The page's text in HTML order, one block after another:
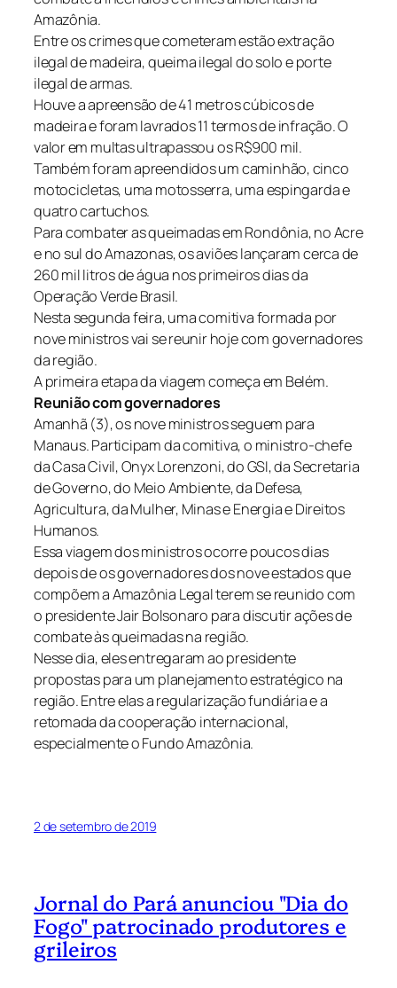
Amazônia.
Entre os crimes que cometeram estão extração
ilegal de madeira, queima ilegal do solo e porte
ilegal de armas.
Houve a apreensão de 41 metros cúbicos de
madeira e foram lavrados 11 termos de infração. O
valor em multas ultrapassou os R$900 mil.
Também foram apreendidos um caminhão, cinco
motocicletas, uma motosserra, uma espingarda e
quatro cartuchos.
Para combater as queimadas em Rondônia, no Acre
e no sul do Amazonas, os aviões lançaram cerca de
260 mil litros de água nos primeiros dias da
Operação Verde Brasil.
Nesta segunda feira, uma comitiva formada por
nove ministros vai se reunir hoje com governadores
da região.
A primeira etapa da viagem começa em Belém.
Reunião com governadores
Amanhã (3), os nove ministros seguem para
Manaus. Participam da comitiva, o ministro-chefe
da Casa Civil, Onyx Lorenzoni, do GSI, da Secretaria
de Governo, do Meio Ambiente, da Defesa,
Agricultura, da Mulher, Minas e Energia e Direitos
Humanos.
Essa viagem dos ministros ocorre poucos dias
depois de os governadores dos nove estados que
compõem a Amazônia Legal terem se reunido com
o presidente Jair Bolsonaro para discutir ações de
combate às queimadas na região.
Nesse dia, eles entregaram ao presidente
propostas para um planejamento estratégico na
região. Entre elas a regularização fundiária e a
retomada da cooperação internacional,
especialmente o Fundo Amazônia.
2 de setembro de 2019
Jornal do Pará anunciou "Dia do
Fogo" patrocinado produtores e
grileiros